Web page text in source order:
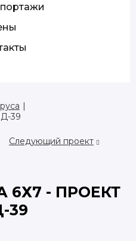
|
39
Следующий проект
6Х7 - ПРОЕКТ
39